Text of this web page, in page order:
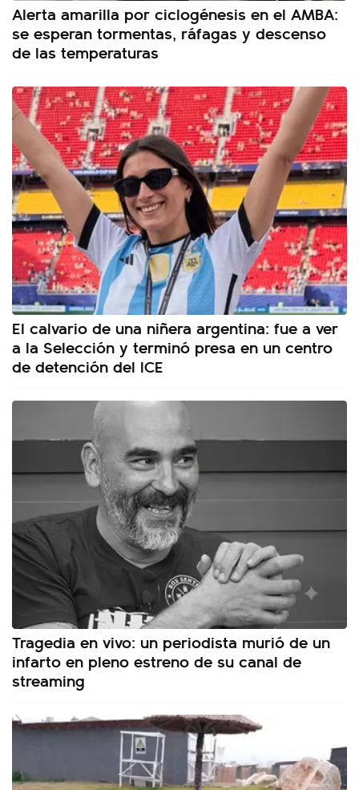
Alerta amarilla por ciclogénesis en el AMBA:
se esperan tormentas, ráfagas y descenso
de las temperaturas
El calvario de una niñera argentina: fue a ver
a la Selección y terminó presa en un centro
de detención del ICE
Tragedia en vivo: un periodista murió de un
infarto en pleno estreno de su canal de
streaming